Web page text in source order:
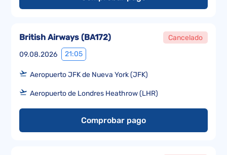
09.08.2026 21:05
British Airways (BA172) Cancelado
Aeropuerto JFK de Nueva York (JFK)
Aeropuerto de Londres Heathrow (LHR)
Comprobar pago